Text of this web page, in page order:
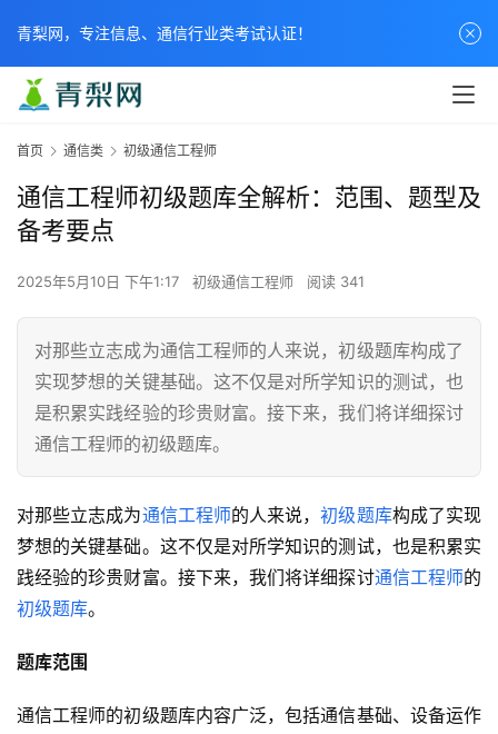
首页 通信类 初级通信工程师
通信工程师初级题库全解析：范围、题型及
备考要点
2025年5月10日 下午1:17 初级通信工程师 阅读 341
对那些立志成为通信工程师的人来说，初级题库构成了
实现梦想的关键基础。这不仅是对所学知识的测试，也
是积累实践经验的珍贵财富。接下来，我们将详细探讨
通信工程师的初级题库。
对那些立志成为通信工程师的人来说，初级题库构成了实现
梦想的关键基础。这不仅是对所学知识的测试，也是积累实
践经验的珍贵财富。接下来，我们将详细探讨通信工程师的
初级题库。
题库范围
通信工程师的初级题库内容广泛，包括通信基础、设备运作
青梨网，专注信息、通信行业类考试认证！